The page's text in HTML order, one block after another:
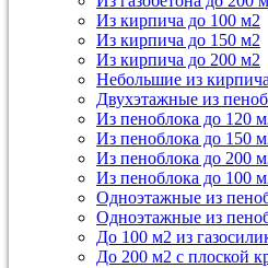
Из кирпича до 100 м2
Из кирпича до 150 м2
Из кирпича до 200 м2
Небольшие из кирпича
Двухэтажные из
Из пеноблока до 120
Из пеноблока до 150
Из пеноблока до 200
Из пеноблока до 100
Одноэтажные из
Одноэтажные из
До 100 м2 из
До 200 м2 с плоской